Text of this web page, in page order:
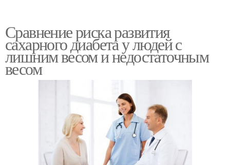
Сравнение риска развития
сахарного диабета у людей с
лишним весом и недостаточным
весом